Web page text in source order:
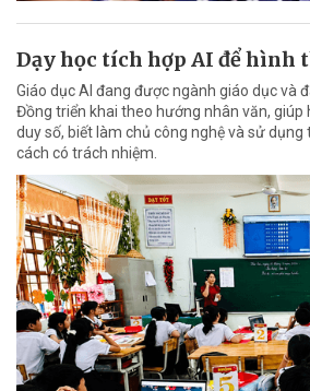
Dạy học tích hợp AI để hình
Giáo dục AI đang được ngành giáo dục và
Đồng triển khai theo hướng nhân văn, giúp
duy số, biết làm chủ công nghệ và sử
cách có trách nhiệm.